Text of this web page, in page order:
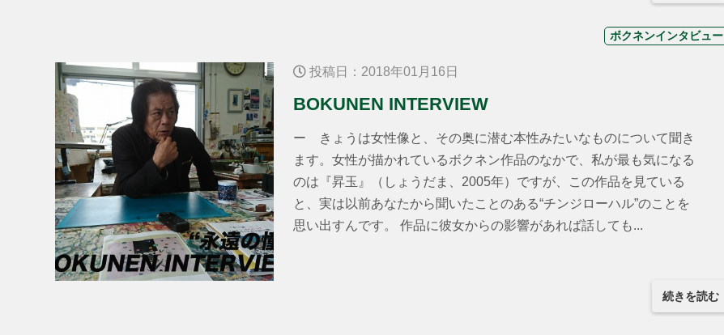
ボクネンインタビュー
投稿日：2018年01月16日
BOKUNEN INTERVIEW
ー きょうは女性像と、その奥に潜む本性みたいなものについて聞き
ます。女性が描かれているボクネン作品のなかで、私が最も気になる
のは『昇玉』（しょうだま、2005年）ですが、この作品を見ている
と、実は以前あなたから聞いたことのある“チンジローハル”のことを
思い出すんです。 作品に彼女からの影響があれば話しても...
続きを読む